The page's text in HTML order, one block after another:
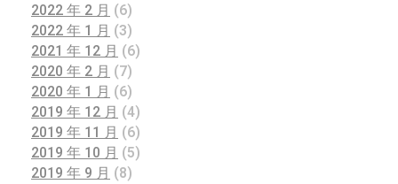
2022 年 2 月 (6)
2022 年 1 月 (3)
2021 年 12 月 (6)
2020 年 2 月 (7)
2020 年 1 月 (6)
2019 年 12 月 (4)
2019 年 11 月 (6)
2019 年 10 月 (5)
2019 年 9 月 (8)